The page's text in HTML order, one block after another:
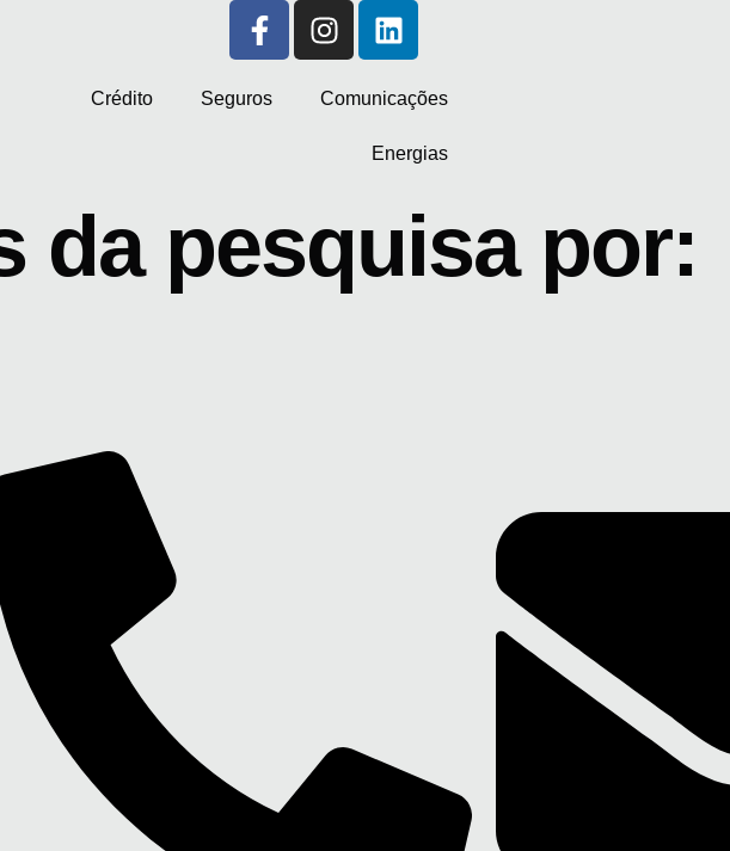
Crédito Seguros Comunicações
Energias
da pesquisa por: